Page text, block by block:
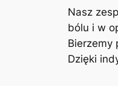
Nasz
bólu i w
Bierzemy
Dzięki